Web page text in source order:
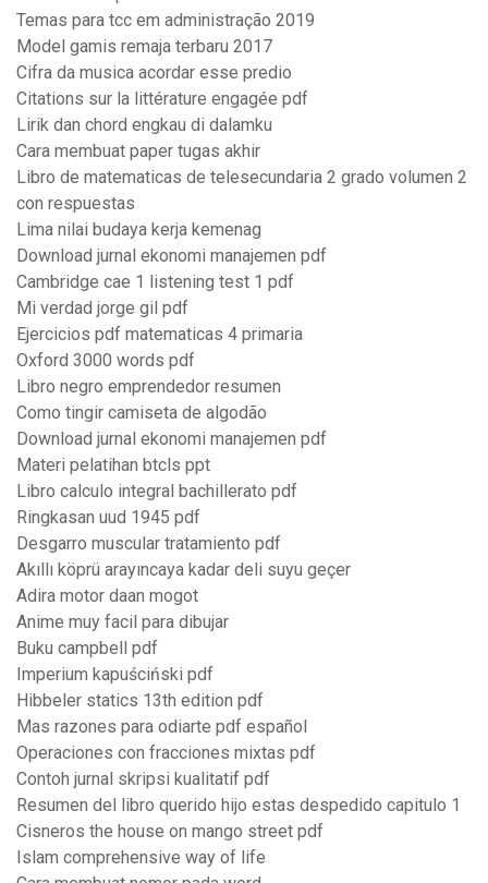
Temas para tcc em administração 2019
Model gamis remaja terbaru 2017
Cifra da musica acordar esse predio
Citations sur la littérature engagée pdf
Lirik dan chord engkau di dalamku
Cara membuat paper tugas akhir
Libro de matematicas de telesecundaria 2 grado volumen 2
con respuestas
Lima nilai budaya kerja kemenag
Download jurnal ekonomi manajemen pdf
Cambridge cae 1 listening test 1 pdf
Mi verdad jorge gil pdf
Ejercicios pdf matematicas 4 primaria
Oxford 3000 words pdf
Libro negro emprendedor resumen
Como tingir camiseta de algodão
Download jurnal ekonomi manajemen pdf
Materi pelatihan btcls ppt
Libro calculo integral bachillerato pdf
Ringkasan uud 1945 pdf
Desgarro muscular tratamiento pdf
Akıllı köprü arayıncaya kadar deli suyu geçer
Adira motor daan mogot
Anime muy facil para dibujar
Buku campbell pdf
Imperium kapuściński pdf
Hibbeler statics 13th edition pdf
Mas razones para odiarte pdf español
Operaciones con fracciones mixtas pdf
Contoh jurnal skripsi kualitatif pdf
Resumen del libro querido hijo estas despedido capitulo 1
Cisneros the house on mango street pdf
Islam comprehensive way of life